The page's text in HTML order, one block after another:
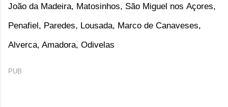
João da Madeira, Matosinhos, São Miguel nos Açores,
Penafiel, Paredes, Lousada, Marco de Canaveses,
Alverca, Amadora, Odivelas
PUB